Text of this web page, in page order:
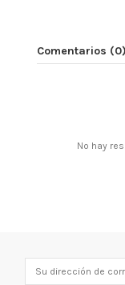
Comentarios (0)
No hay